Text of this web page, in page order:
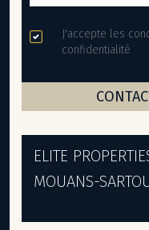
J'accepte les
confidentialité
ELITE
MOUANS-